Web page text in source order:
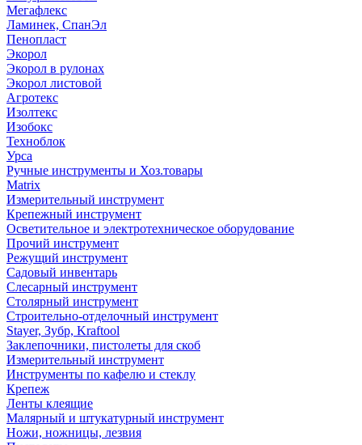
Мегафлекс
Ламинек, СпанЭл
Пенопласт
Экорол
Экорол в рулонах
Экорол листовой
Агротекс
Изолтекс
Изобокс
Техноблок
Урса
Ручные инструменты и Хоз.товары
Matrix
Измерительный инструмент
Крепежный инструмент
Осветительное и электротехническое оборудование
Прочий инструмент
Режущий инструмент
Садовый инвентарь
Слесарный инструмент
Столярный инструмент
Строительно-отделочный инструмент
Stayer, Зубр, Kraftool
Заклепочники, пистолеты для скоб
Измерительный инструмент
Инструменты по кафелю и стеклу
Крепеж
Ленты клеящие
Малярный и штукатурный инструмент
Ножи, ножницы, лезвия